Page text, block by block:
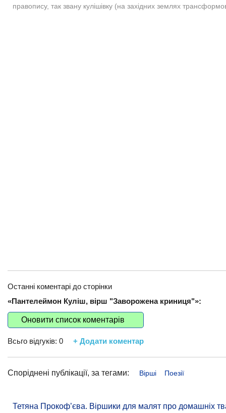
правопису, так звану кулішівку (на західних землях
Останні коментарі до сторінки
«Пантелеймон Куліш, вірш "Заворожена криниця"»:
Оновити список коментарів
Всьго відгуків: 0 + Додати коментар
Споріднені публікації, за тегами: Вірші Поезії
Тетяна Прокоф’єва. Віршики для малят про домашніх